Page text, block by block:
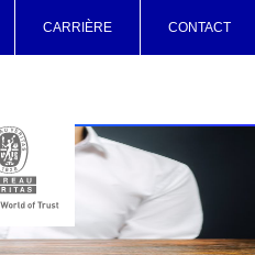
CARRIÈRE CONTACT